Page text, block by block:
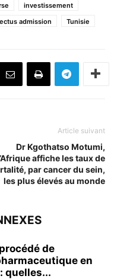
investissement
admission Tunisie
Article suivant
Dr Kgothatso Motumi,
affiche les taux de
par cancer du sein,
les plus élevés au monde
de
en
quelles...